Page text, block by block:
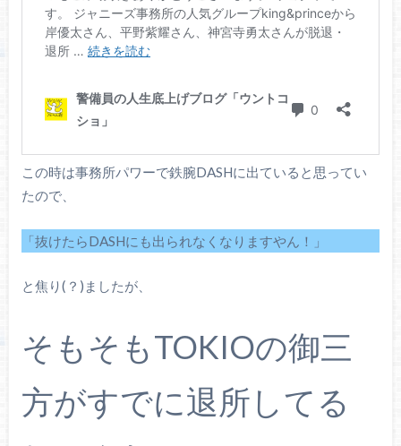
この時は事務所パワーで鉄腕DASHに出ていると思ってい
たので、
「抜けたらDASHにも出られなくなりますやん！」
と焦り(？)ましたが、
そもそもTOKIOの御三
方がすでに退所してる